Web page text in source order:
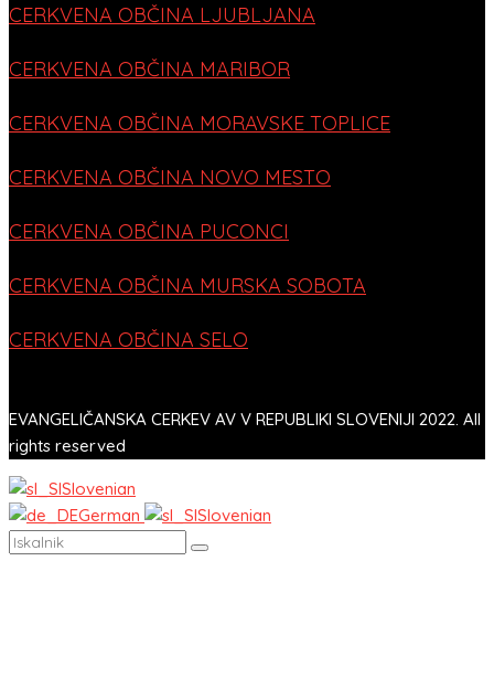
CERKVENA OBČINA LJUBLJANA
CERKVENA OBČINA MARIBOR
CERKVENA OBČINA MORAVSKE TOPLICE
CERKVENA OBČINA NOVO MESTO
CERKVENA OBČINA PUCONCI
CERKVENA OBČINA MURSKA SOBOTA
CERKVENA OBČINA SELO
EVANGELIČANSKA CERKEV AV V REPUBLIKI SLOVENIJI 2022. All
rights reserved
Slovenian
German
Slovenian